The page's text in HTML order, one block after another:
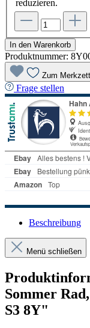
reduzieren.
In den Warenkorb
Produktnummer:
Zum
Frage stellen
Beschreibung
Menü schließen
Sommer
S3 8Y"